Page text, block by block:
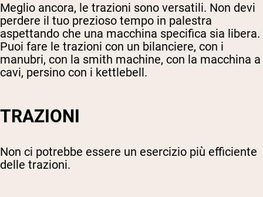
Meglio ancora, le trazioni sono versatili. Non devi
perdere il tuo prezioso tempo in palestra
aspettando che una macchina specifica sia libera.
Puoi fare le trazioni con un bilanciere, con i
manubri, con la smith machine, con la macchina a
cavi, persino con i kettlebell.
TRAZIONI
Non ci potrebbe essere un esercizio più efficiente
delle trazioni.